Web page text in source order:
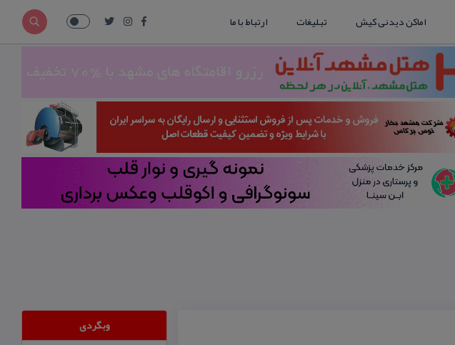
اماکن دیدنی کیش تبلیغات ارتباط با ما
وبگردی